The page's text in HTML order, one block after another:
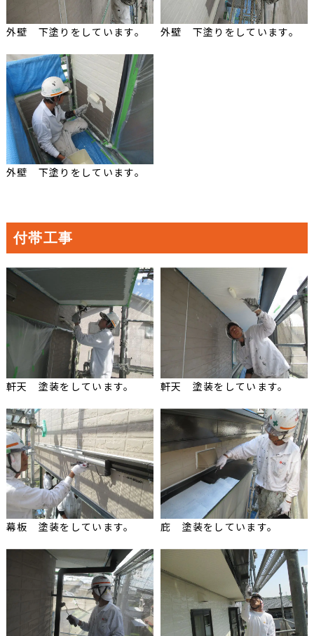
外壁 下塗りをしています。 外壁 下塗りをしています。
外壁 下塗りをしています。
付帯工事
軒天 塗装をしています。 軒天 塗装をしています。
幕板 塗装をしています。 庇 塗装をしています。